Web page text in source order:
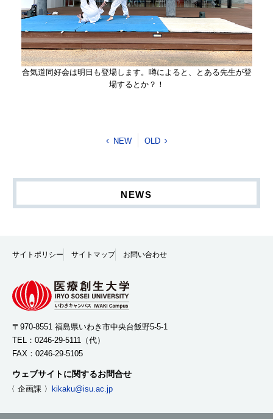
合気道同好会は明日も登場します。噂によると、とある先生が登
場するとか？！
NEW OLD
NEWS
サイトポリシー サイトマップ お問い合わせ
〒970-8551 福島県いわき市中央台飯野5-5-1
TEL： 0246-29-5111
（代）
FAX：0246-29-5105
ウェブサイトに関するお問合せ
〈 企画課 〉 kikaku@isu.ac.jp